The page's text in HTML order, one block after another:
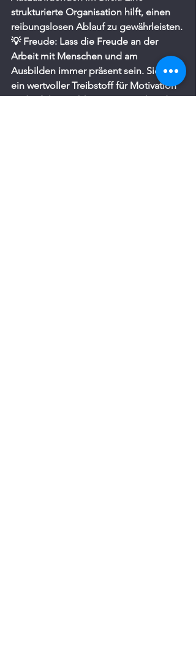
strukturierte Organisation hilft, einen
reibungslosen Ablauf zu gewährleisten.
💡 Freude: Lass die Freude an der
Arbeit mit Menschen und am
Ausbilden immer präsent sein. Sie ist
ein wertvoller Treibstoff für Motivation
und Erfolg, unabhängig vom Alter der